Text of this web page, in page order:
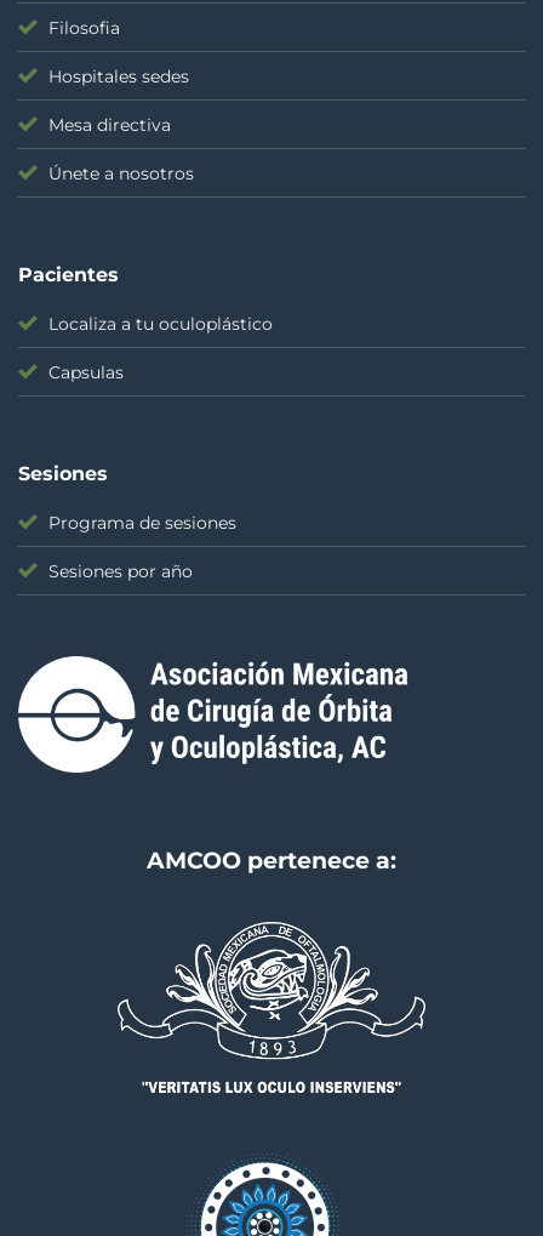
Filosofia
Hospitales sedes
Mesa directiva
Únete a nosotros
Pacientes
Localiza a tu oculoplástico
Capsulas
Sesiones
Programa de sesiones
Sesiones por año
AMCOO pertenece a: